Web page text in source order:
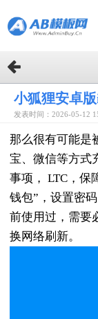
小狐狸安卓
发表时间：2026-05-12
那么很有可能是
宝、微信等方式
事项， LTC，保
钱包”，设置密
前使用过，需要
换网络刷新。